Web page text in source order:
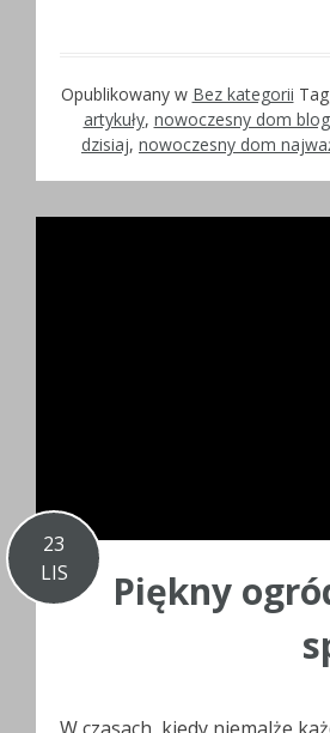
Opublikowany w Bez kategorii
artykuły, nowoczesny dom blog
dzisiaj, nowoczesny dom
23
LIS
Piękny